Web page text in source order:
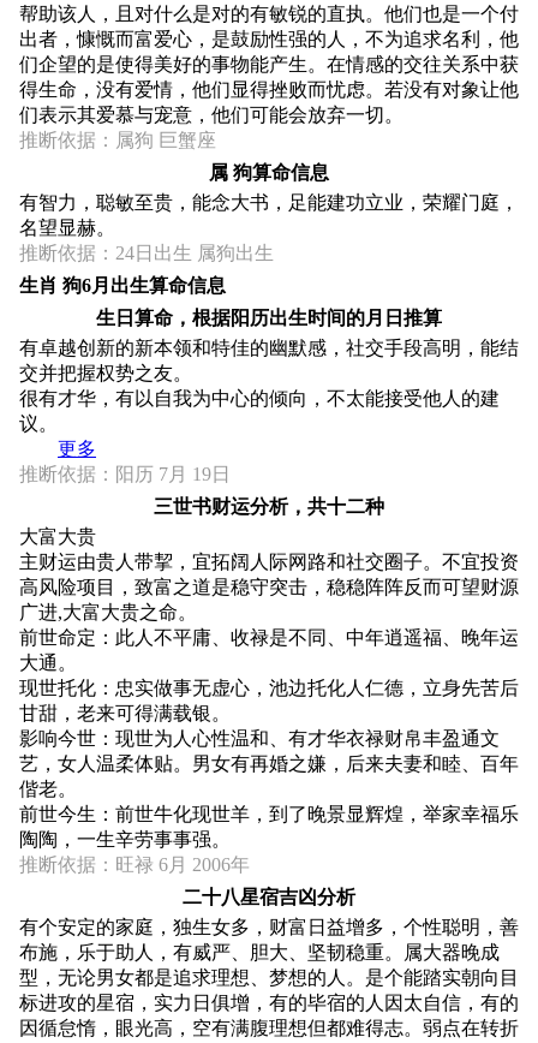
帮助该人，且对什么是对的有敏锐的直执。他们也是一个付
出者，慷慨而富爱心，是鼓励性强的人，不为追求名利，他
们企望的是使得美好的事物能产生。在情感的交往关系中获
得生命，没有爱情，他们显得挫败而忧虑。若没有对象让他
们表示其爱慕与宠意，他们可能会放弃一切。
推断依据：属狗 巨蟹座
属 狗算命信息
有智力，聪敏至贵，能念大书，足能建功立业，荣耀门庭，
名望显赫。
推断依据：24日出生 属狗出生
生肖 狗6月出生算命信息
生日算命，根据阳历出生时间的月日推算
有卓越创新的新本领和特佳的幽默感，社交手段高明，能结
交并把握权势之友。
很有才华，有以自我为中心的倾向，不太能接受他人的建
议。
更多
推断依据：阳历 7月 19日
三世书财运分析，共十二种
大富大贵
主财运由贵人带挈，宜拓阔人际网路和社交圈子。不宜投资
高风险项目，致富之道是稳守突击，稳稳阵阵反而可望财源
广进,大富大贵之命。
前世命定：此人不平庸、收禄是不同、中年逍遥福、晚年运
大通。
现世托化：忠实做事无虚心，池边托化人仁德，立身先苦后
甘甜，老来可得满载银。
影响今世：现世为人心性温和、有才华衣禄财帛丰盈通文
艺，女人温柔体贴。男女有再婚之嫌，后来夫妻和睦、百年
偕老。
前世今生：前世牛化现世羊，到了晚景显辉煌，举家幸福乐
陶陶，一生辛劳事事强。
推断依据：旺禄 6月 2006年
二十八星宿吉凶分析
有个安定的家庭，独生女多，财富日益增多，个性聪明，善
布施，乐于助人，有威严、胆大、坚韧稳重。属大器晚成
型，无论男女都是追求理想、梦想的人。是个能踏实朝向目
标进攻的星宿，实力日俱增，有的毕宿的人因太自信，有的
因循怠惰，眼光高，空有满腹理想但都难得志。弱点在转折